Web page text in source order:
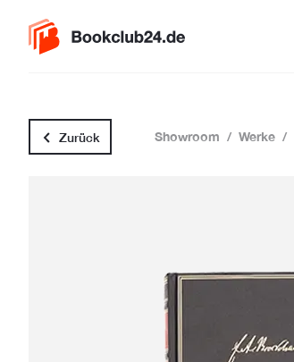
Zurück Showroom / Werke /